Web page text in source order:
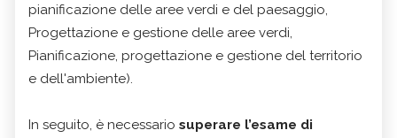
pianificazione delle aree verdi e del paesaggio,
Progettazione e gestione delle aree verdi,
Pianificazione, progettazione e gestione del territorio
e dell'ambiente).
In seguito, è necessario superare l’esame di